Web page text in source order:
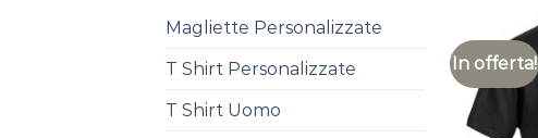
Magliette Personalizzate
T Shirt Personalizzate
T Shirt Uomo
In offerta!